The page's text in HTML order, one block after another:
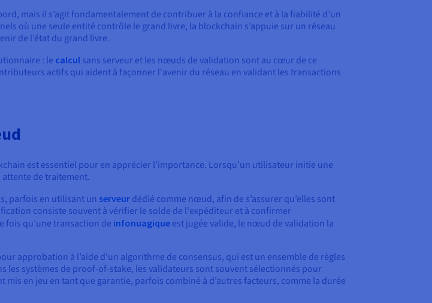
mais il s’agit fondamentalement de contribuer à la confiance et à la fiabilité d’un
où une seule entité contrôle le grand livre, la blockchain s’appuie sur un réseau
de l’état du grand livre.
: le calcul sans serveur et les nœuds de validation sont au cœur de ce
actifs qui aident à façonner l'avenir du réseau en validant les transactions
est essentiel pour en apprécier l’importance. Lorsqu’un utilisateur initie une
de traitement.
parfois en utilisant un serveur dédié comme nœud, afin de s’assurer qu’elles sont
consiste souvent à vérifier le solde de l'expéditeur et à confirmer
fois qu’une transaction de infonuagique est jugée valide, le nœud de validation la
approbation à l’aide d’un algorithme de consensus, qui est un ensemble de règles
les systèmes de proof-of-stake, les validateurs sont souvent sélectionnés pour
en jeu en tant que garantie, parfois combiné à d’autres facteurs, comme la durée